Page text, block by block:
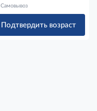
Самовывоз
Подтвердить возраст